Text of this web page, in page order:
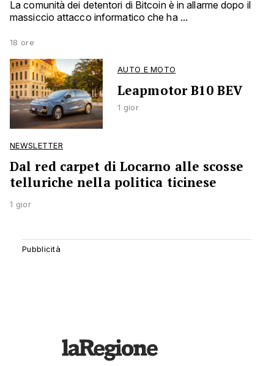
La comunità dei detentori di Bitcoin è in allarme dopo il
massiccio attacco informatico che ha ...
18 ore
AUTO E MOTO
Leapmotor B10 BEV
1 gior
NEWSLETTER
Dal red carpet di Locarno alle scosse
telluriche nella politica ticinese
1 gior